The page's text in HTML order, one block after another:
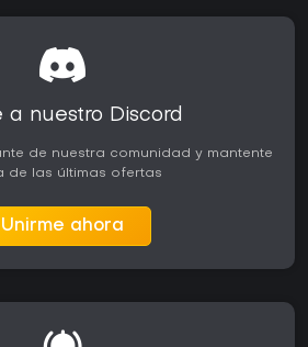
a nuestro Discord
de nuestra comunidad y mantente
de las últimas ofertas
Unirme ahora